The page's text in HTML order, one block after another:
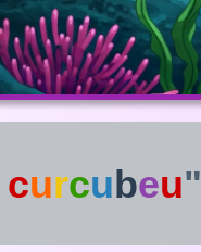
curcubeu"